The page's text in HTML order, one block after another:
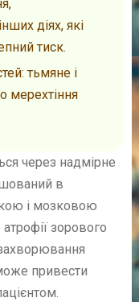
діях, які
тиск.
тьмяне і
мерехтіння
через надмірне
в
і мозковою
зорового
привести